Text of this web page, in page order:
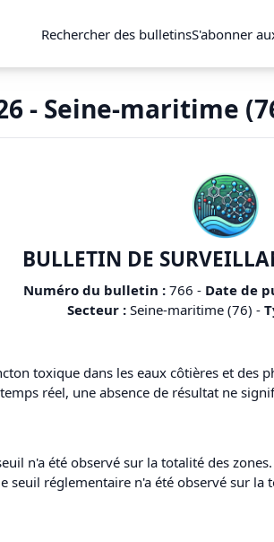
Rechercher des bulletinsS'abonner
- Seine-maritime
BULLETIN DE
Numéro du bulletin : 766 - Date de
Secteur : Seine-maritime (76) -
toxique dans les eaux côtières et des
réel, une absence de résultat ne
n'a été observé sur la totalité des zones.
seuil réglementaire n'a été observé sur la